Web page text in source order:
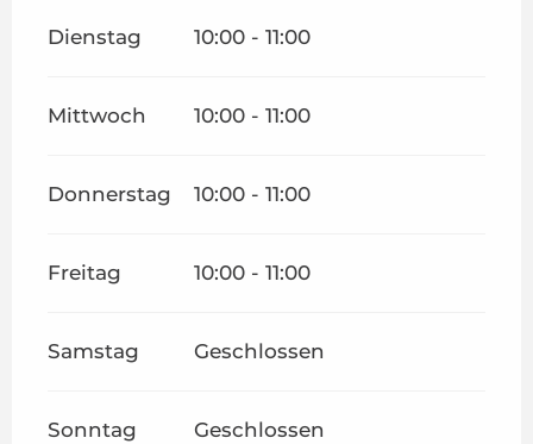
Dienstag 10:00 - 11:00
Mittwoch 10:00 - 11:00
Donnerstag 10:00 - 11:00
Freitag 10:00 - 11:00
Samstag Geschlossen
Sonntag Geschlossen